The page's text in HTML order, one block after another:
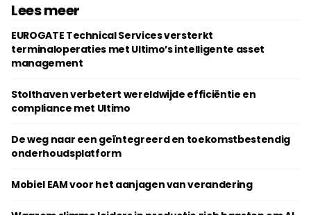
Lees meer
EUROGATE Technical Services versterkt
terminaloperaties met Ultimo’s intelligente asset
management
Stolthaven verbetert wereldwijde efficiëntie en
compliance met Ultimo
De weg naar een geïntegreerd en toekomstbestendig
onderhoudsplatform
Mobiel EAM voor het aanjagen van verandering